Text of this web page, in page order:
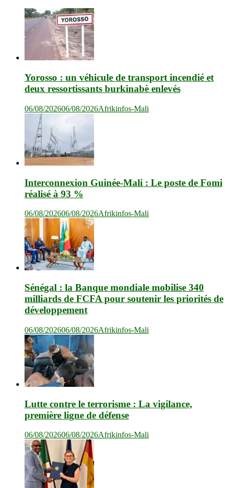
Yorosso : un véhicule de transport incendié et
deux ressortissants burkinabè enlevés
06/08/202606/08/2026Afrikinfos-Mali
Interconnexion Guinée-Mali : Le poste de Fomi
réalisé à 93 %
06/08/202606/08/2026Afrikinfos-Mali
Sénégal : la Banque mondiale mobilise 340
milliards de FCFA pour soutenir les priorités de
développement
06/08/202606/08/2026Afrikinfos-Mali
Lutte contre le terrorisme : La vigilance,
première ligne de défense
06/08/202606/08/2026Afrikinfos-Mali